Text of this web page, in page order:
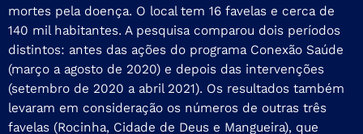
mortes pela doença. O local tem 16 favelas e cerca de
140 mil habitantes. A pesquisa comparou dois períodos
distintos: antes das ações do programa Conexão Saúde
(março a agosto de 2020) e depois das intervenções
(setembro de 2020 a abril 2021). Os resultados também
levaram em consideração os números de outras três
favelas (Rocinha, Cidade de Deus e Mangueira), que